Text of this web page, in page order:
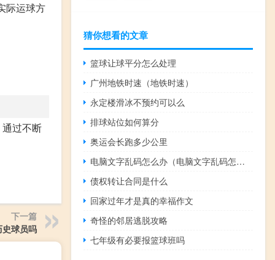
际运球方
过不断
下一篇
球员吗
猜你想看的文章
篮球让球平分怎么处理
广州地铁时速（地铁时速）
永定楼滑冰不预约可以么
排球站位如何算分
奥运会长跑多少公里
电脑文字乱码怎么办（电脑文字乱码怎么修复）
债权转让合同是什么
回家过年才是真的幸福作文
奇怪的邻居逃脱攻略
七年级有必要报篮球班吗